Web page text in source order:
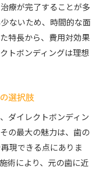
療が完了することが多
ないため、時間的な面
特長から、費用対効果
トボンディングは理想
選択肢
ダイレクトボンディン
の最大の魅力は、歯の
現できる点にありま
術により、元の歯に近